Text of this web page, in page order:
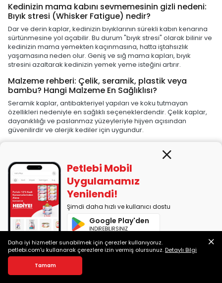
Kedinizin mama kabını sevmemesinin gizli nedeni:
Bıyık stresi (Whisker Fatigue) nedir?
Dar ve derin kaplar, kedinizin bıyıklarının sürekli kabın kenarına
sürtünmesine yol açabilir. Bu durum "bıyık stresi" olarak bilinir ve
kedinizin mama yemekten kaçınmasına, hatta iştahsızlık
yaşamasına neden olur. Geniş ve sığ mama kapları, bıyık
stresini azaltarak kedinizin yemek yeme isteğini artırır.
Malzeme rehberi: Çelik, seramik, plastik veya
bambu? Hangi Malzeme En Sağlıklısı?
Seramik kaplar, antibakteriyel yapıları ve koku tutmayan
özellikleri nedeniyle en sağlıklı seçeneklerdendir. Çelik kaplar,
dayanıklılığı ve paslanmaz yüzeyleriyle hijyen açısından
güvenilirdir ve alerjik kediler için uygundur.
üretilmişse güvenlidir. Çizik oluşan yüzeylerde bakteri birikebilir.
Bambu kaplar ise doğal bir alternatif olmakla birlikte
kaplamasız olanlar uzun süreli su teması nedeniyle
dayanıklılığını kaybedebilir.
Mama ve su kabı yan yana mı durmalı?
Az önce de vurgulandığı gibi mama ve su kabının yan yana
konumlandırılması önerilmez. Suyun mama alanından ayrı
olması, suyun daha taze kalmasına yardımcı olur ve kedinizin su
Otomatik (Akıllı) mama ve su kaplarının avantajları
nelerdir?
Otomatik kaplar, özellikle yoğun programı olan kedi sahipleri
Petlebi Mobil
Uygulamamız
Yenilendi!
Şimdi daha hızlı ve kullanıcı dostu
Google Play'den
İNDİREBİLİRSİNİZ
App Store'dan
Daha iyi hizmetler sunabilmek için çerezler kullanıyoruz.
petlebi.com'u kullanarak çerezlere izin vermiş olursunuz.Detaylı Bilgi
Tamam